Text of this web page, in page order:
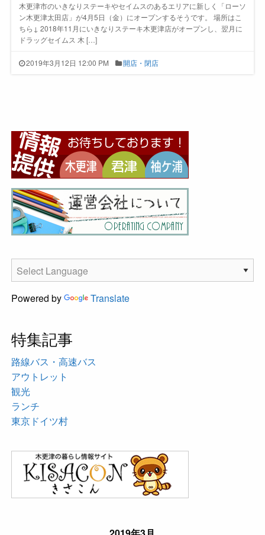
木更津市のいきなりステーキやセイムスのあるエリアに新しく「ローソ
ン木更津太田店」が4月5日（金）にオープンするそうです。 場所はこ
ちら↓ 2018年11月にいきなりステーキ木更津店がオープンし、翌月に
ドラッグセイムス 木 […]
2019年3月12日 12:00 PM 開店・閉店
Powered by Translate
特集記事
路線バス・高速バス
アウトレット
観光
ランチ
東京ドイツ村